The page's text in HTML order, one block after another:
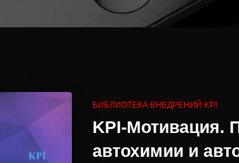
БИБЛИОТЕКА ВНЕДРЕНИЙ KPI
KPI-Мотивация.
автохимии и